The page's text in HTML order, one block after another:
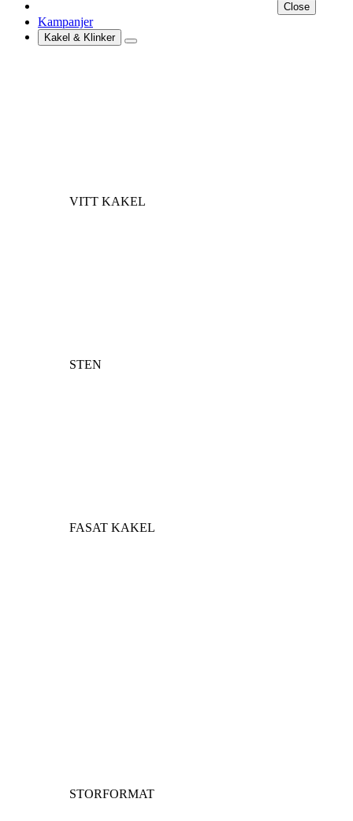
Close
Kampanjer
Kakel & Klinker
VITT KAKEL
STEN
FASAT KAKEL
STORFORMAT